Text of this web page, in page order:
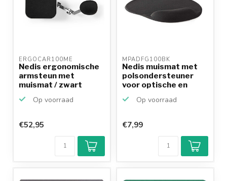
ERGOCAR100ME
Nedis ergonomische
armsteun met
muismat / zwart
Op voorraad
€52,95
MPADFG100BK
Nedis muismat met
polsondersteuner
voor optische en
Op voorraad
€7,99